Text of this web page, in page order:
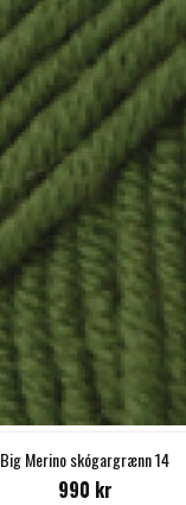
Big Merino skógargrænn 14
990 kr